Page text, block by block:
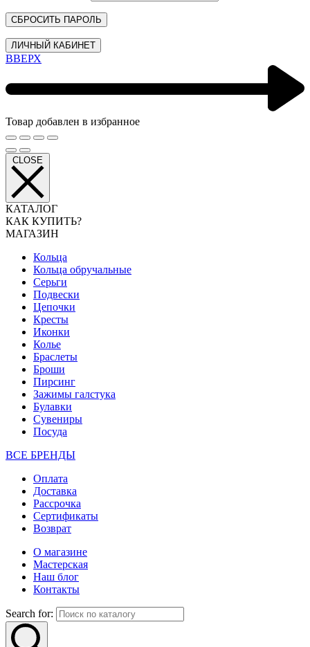
СБРОСИТЬ ПАРОЛЬ
ЛИЧНЫЙ КАБИНЕТ
ВВЕРХ
Товар добавлен в избранное
CLOSE
КАТАЛОГ
КАК КУПИТЬ?
МАГАЗИН
Кольца
Кольца обручальные
Серьги
Подвески
Цепочки
Кресты
Иконки
Колье
Браслеты
Броши
Пирсинг
Зажимы галстука
Булавки
Сувениры
Посуда
ВСЕ БРЕНДЫ
Оплата
Доставка
Рассрочка
Сертификаты
Возврат
О магазине
Мастерская
Наш блог
Контакты
Search for: